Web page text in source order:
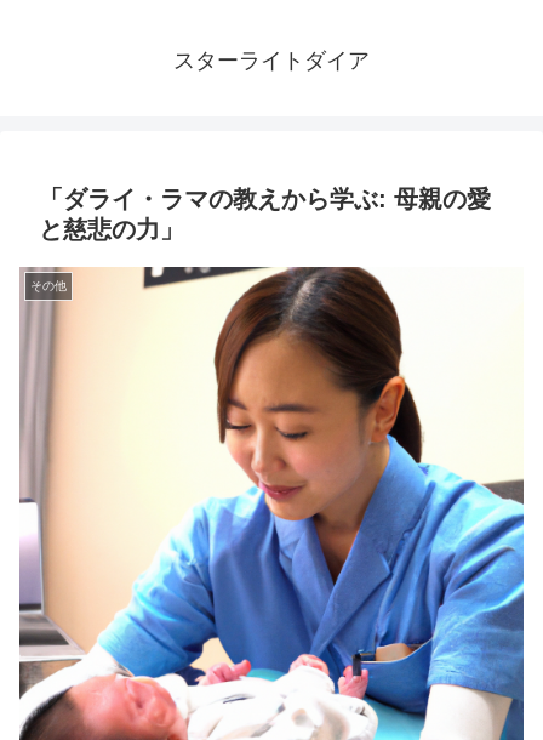
スターライトダイア
「ダライ・ラマの教えから学ぶ: 母親の愛
と慈悲の力」
その他